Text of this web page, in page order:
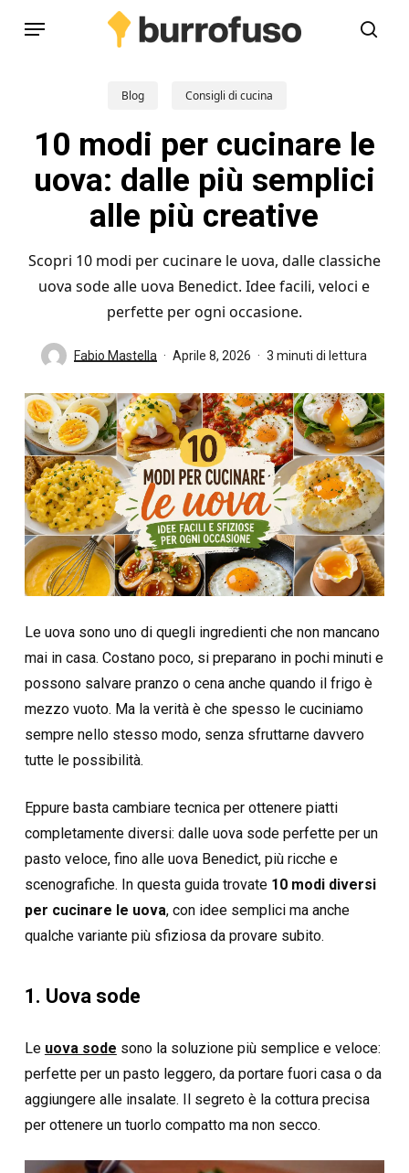
Menu
Blog Consigli di cucina
10 modi per cucinare le
uova: dalle più semplici
alle più creative
Scopri 10 modi per cucinare le uova, dalle classiche
uova sode alle uova Benedict. Idee facili, veloci e
perfette per ogni occasione.
Fabio Mastella Aprile 8, 2026 3 minuti di lettura
Le uova sono uno di quegli ingredienti che non mancano
mai in casa. Costano poco, si preparano in pochi minuti e
possono salvare pranzo o cena anche quando il frigo è
mezzo vuoto. Ma la verità è che spesso le cuciniamo
sempre nello stesso modo, senza sfruttarne davvero
tutte le possibilità.
Eppure basta cambiare tecnica per ottenere piatti
completamente diversi: dalle uova sode perfette per un
pasto veloce, fino alle uova Benedict, più ricche e
scenografiche. In questa guida trovate 10 modi diversi
per cucinare le uova, con idee semplici ma anche
qualche variante più sfiziosa da provare subito.
1. Uova sode
Le uova sode sono la soluzione più semplice e veloce:
perfette per un pasto leggero, da portare fuori casa o da
aggiungere alle insalate. Il segreto è la cottura precisa
per ottenere un tuorlo compatto ma non secco.